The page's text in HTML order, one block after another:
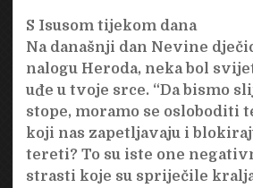
S Isusom tijekom dana
Na današnji dan Nevine
nalogu Heroda, neka bol
uđe u tvoje srce. “Da bismo
stope, moramo se osloboditi
koji nas zapetljavaju i
tereti? To su iste one
strasti koje su spriječile